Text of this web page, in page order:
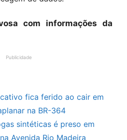
com informações da
Publicidade
fica ferido ao cair em
na BR-364
sintéticas é preso em
Avenida Rio Madeira